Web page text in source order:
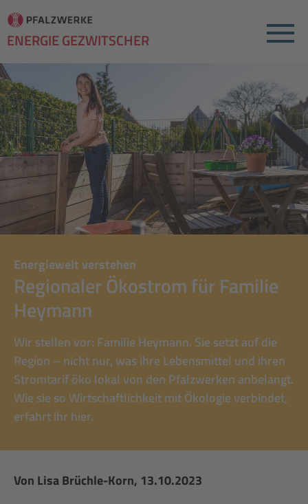
ENERGIE GEZWITSCHER Menu
Energiewelt verstehen
Regionaler Ökostrom für Familie
Heymann
Wir stellen vor: Familie Heymann. Sie setzt auf die
Region – nicht nur, was ihre Lebensmittel und ihren
Stromtarif öko lokal von den Pfalzwerken anbelangt.
Wie sie so Wirtschaftlichkeit mit Ökologie verbindet,
erfahrt ihr hier.
Von Lisa Brüchle-Korn, 13.10.2023